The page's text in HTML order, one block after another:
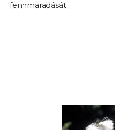
fennmaradását.